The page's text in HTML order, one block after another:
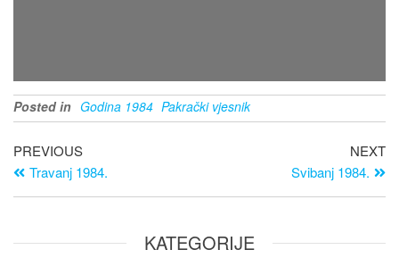
Posted in Godina 1984 Pakrački vjesnik
PREVIOUS
Travanj 1984.
NEXT
Svibanj 1984.
KATEGORIJE